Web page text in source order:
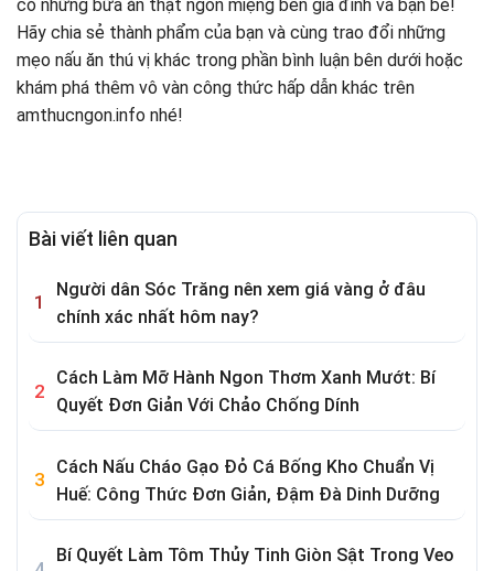
có những bữa ăn thật ngon miệng bên gia đình và bạn bè!
Hãy chia sẻ thành phẩm của bạn và cùng trao đổi những
mẹo nấu ăn thú vị khác trong phần bình luận bên dưới hoặc
khám phá thêm vô vàn công thức hấp dẫn khác trên
amthucngon.info nhé!
Bài viết liên quan
Người dân Sóc Trăng nên xem giá vàng ở đâu
chính xác nhất hôm nay?
Cách Làm Mỡ Hành Ngon Thơm Xanh Mướt: Bí
Quyết Đơn Giản Với Chảo Chống Dính
Cách Nấu Cháo Gạo Đỏ Cá Bống Kho Chuẩn Vị
Huế: Công Thức Đơn Giản, Đậm Đà Dinh Dưỡng
Bí Quyết Làm Tôm Thủy Tinh Giòn Sật Trong Veo